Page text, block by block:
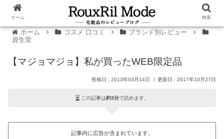
ホーム コスメ 口コミ
ブランド別レビュー
資生堂
【マジョマジョ】私が買ったWEB限定品
2013年03月14日 2017年10月27日
この記事は約3分で読めます。
記事内に広告が含まれています。
ホーム 検索